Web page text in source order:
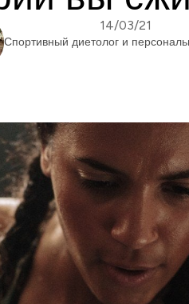
14/03/21
Спортивный диетолог и